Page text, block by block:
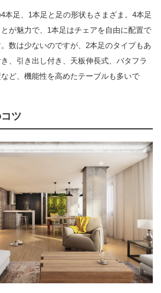
本足、1本足と足の形状もさまざま。4本足
が魅力で、1本足はチェアを自由に配置で
数は少ないのですが、2本足のタイプもあ
、引き出し付き、天板伸長式、バタフラ
ど、機能性を高めたテーブルも多いで
ツ